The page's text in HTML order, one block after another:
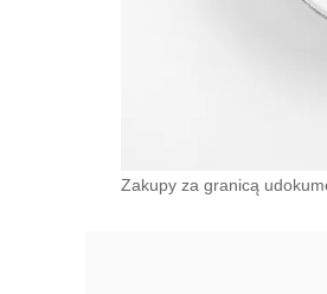
Zakupy za granicą